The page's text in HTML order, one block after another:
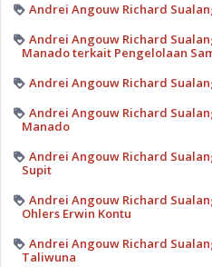
Andrei Angouw Richard
Andrei Angouw Richard
Manado terkait Pengelolaan
Andrei Angouw Richard
Andrei Angouw Richard
Manado
Andrei Angouw Richard
Supit
Andrei Angouw Richard
Ohlers Erwin Kontu
Andrei Angouw Richard
Taliwuna